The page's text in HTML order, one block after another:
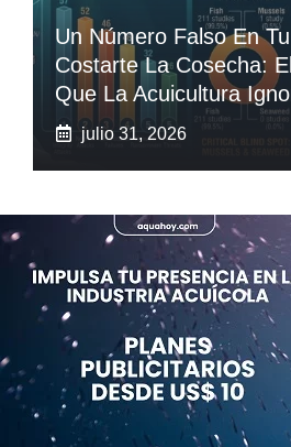
Un Número Falso En
Costarte La Cosecha:
Que La Acuicultura
julio 31, 2026